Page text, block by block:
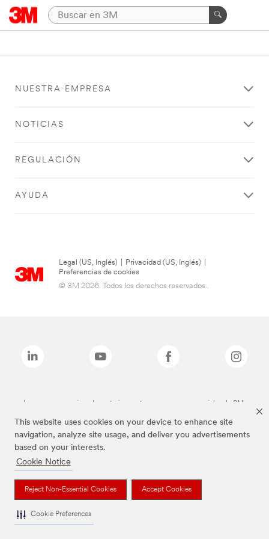
This website uses cookies on your device to enhance site
navigation, analyze site usage, and deliver you advertisements
based on your interests.
Cookie Notice
Reject Non-Essential Cookies Accept Cookies
Cookie Preferences
NUESTRA EMPRESA
NOTICIAS
REGULACIÓN
AYUDA
Legal (US, Inglés) Privacidad (US, Inglés)
Preferencias de cookies
© 3M 2026. Todos los derechos reservados..
Las marcas mencionadas anteriormente son marcas comerciales de 3M.